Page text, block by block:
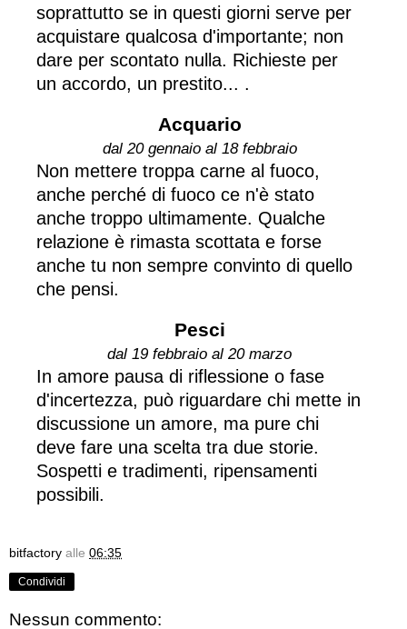
soprattutto se in questi giorni serve per
acquistare qualcosa d'importante; non
dare per scontato nulla. Richieste per
un accordo, un prestito... .
Acquario
dal 20 gennaio al 18 febbraio
Non mettere troppa carne al fuoco,
anche perché di fuoco ce n'è stato
anche troppo ultimamente. Qualche
relazione è rimasta scottata e forse
anche tu non sempre convinto di quello
che pensi.
Pesci
dal 19 febbraio al 20 marzo
In amore pausa di riflessione o fase
d'incertezza, può riguardare chi mette in
discussione un amore, ma pure chi
deve fare una scelta tra due storie.
Sospetti e tradimenti, ripensamenti
possibili.
bitfactory alle 06:35
Condividi
Nessun commento: